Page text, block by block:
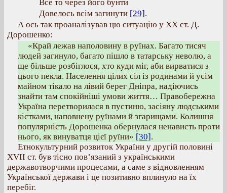
Все то через його бунти
Довелось всім загинути [29].
А ось так проаналізував цю ситуацію у ХХ ст. Д.
Дорошенко:
«Край лежав наполовину в руїнах. Багато тисяч
людей загинуло, багато пішло в татарську неволю, а
ще більше розбіглося, хто куди міг, аби вирватися з
цього пекла. Населення цілих сіл із родинами й усім
майном тікало на лівий берег Дніпра, надіючись
знайти там спокійніші умови життя… Правобережна
Україна перетворилася в пустиню, засіяну людськими
кістками, наповнену руїнами й згарищами. Колишня
популярність Дорошенка обернулася ненависть проти
нього, як винуватця цієї руїни» [30].
Етнокультурний розвиток України у другій половині
ХVII ст. був тісно пов’язаний з українськими
державотворчими процесами, а саме з відновленням
Української держави і це позитивно вплинуло на їх
перебіг.